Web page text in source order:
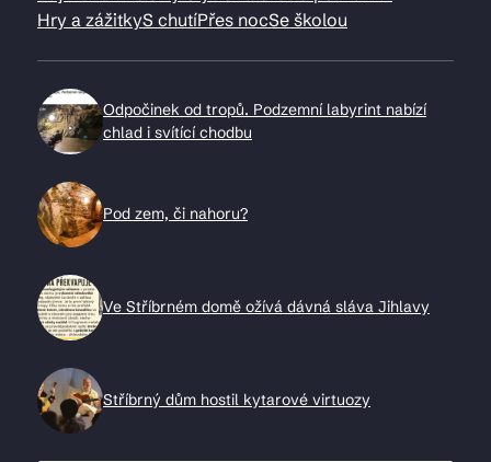
Hry a zážitkyS chutíPřes nocSe školou
Odpočinek od tropů. Podzemní labyrint nabízí
chlad i svítící chodbu
Pod zem, či nahoru?
Ve Stříbrném domě ožívá dávná sláva Jihlavy
Stříbrný dům hostil kytarové virtuozy